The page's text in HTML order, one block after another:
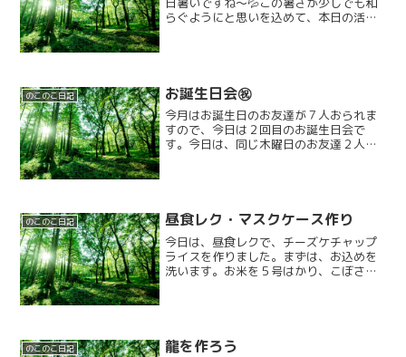
らぐようにと思いを込めて、本日の活動
のこのこ日記 お誕生日会㊗️
今月はお誕生日のお友達が７人おられま
すので、今日は２回目のお誕生日会で
す。今日は、同じ木曜日のお友達２人の
のこのこ日記 昼食レク・マスクケース作り
今日は、昼食レクで、チーズケチャップ
ライスを作りました。まずは、お込めを
洗います。お米を５号はかり、こぼさな
のこのこ日記 龍を作ろう